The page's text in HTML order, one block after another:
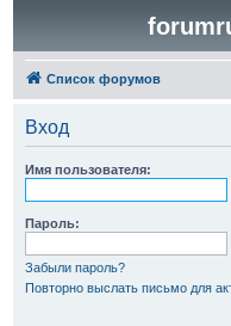
Список форумов
Вход
Имя пользователя:
Пароль:
Забыли пароль?
Повторно выслать письмо для